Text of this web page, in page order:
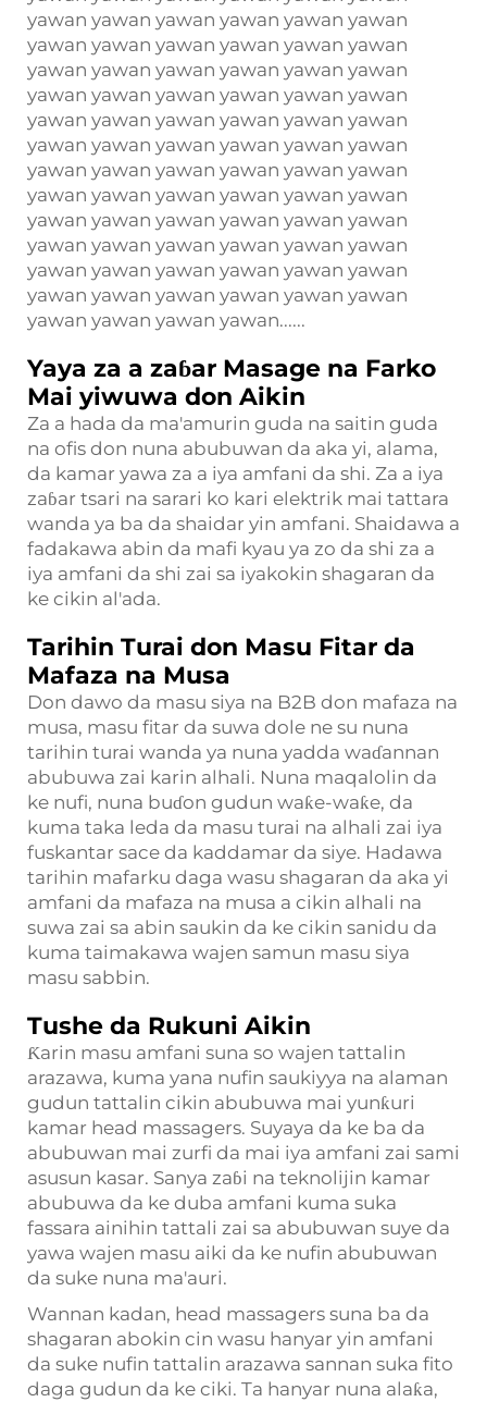
yawan yawan yawan yawan yawan yawan
yawan yawan yawan yawan yawan yawan
yawan yawan yawan yawan yawan yawan
yawan yawan yawan yawan yawan yawan
yawan yawan yawan yawan yawan yawan
yawan yawan yawan yawan yawan yawan
yawan yawan yawan yawan yawan yawan
yawan yawan yawan yawan yawan yawan
yawan yawan yawan yawan yawan yawan
yawan yawan yawan yawan yawan yawan
yawan yawan yawan yawan yawan yawan
yawan yawan yawan yawan yawan yawan
yawan yawan yawan yawan......
Yaya za a zaɓar Masage na Farko
Mai yiwuwa don Aikin
Za a hada da ma'amurin guda na saitin guda
na ofis don nuna abubuwan da aka yi, alama,
da kamar yawa za a iya amfani da shi. Za a iya
zaɓar tsari na sarari ko kari elektrik mai tattara
wanda ya ba da shaidar yin amfani. Shaidawa a
fadakawa abin da mafi kyau ya zo da shi za a
iya amfani da shi zai sa iyakokin shagaran da
ke cikin al'ada.
Tarihin Turai don Masu Fitar da
Mafaza na Musa
Don dawo da masu siya na B2B don mafaza na
musa, masu fitar da suwa dole ne su nuna
tarihin turai wanda ya nuna yadda waɗannan
abubuwa zai karin alhali. Nuna maqalolin da
ke nufi, nuna buɗon gudun waƙe-waƙe, da
kuma taka leda da masu turai na alhali zai iya
fuskantar sace da kaddamar da siye. Hadawa
tarihin mafarku daga wasu shagaran da aka yi
amfani da mafaza na musa a cikin alhali na
suwa zai sa abin saukin da ke cikin sanidu da
kuma taimakawa wajen samun masu siya
masu sabbin.
Tushe da Rukuni Aikin
Ƙarin masu amfani suna so wajen tattalin
arazawa, kuma yana nufin saukiyya na alaman
gudun tattalin cikin abubuwa mai yunƙuri
kamar head massagers. Suyaya da ke ba da
abubuwan mai zurfi da mai iya amfani zai sami
asusun kasar. Sanya zaɓi na teknolijin kamar
abubuwa da ke duba amfani kuma suka
fassara ainihin tattali zai sa abubuwan suye da
yawa wajen masu aiki da ke nufin abubuwan
da suke nuna ma'auri.
Wannan kadan, head massagers suna ba da
shagaran abokin cin wasu hanyar yin amfani
da suke nufin tattalin arazawa sannan suka fito
daga gudun da ke ciki. Ta hanyar nuna alaƙa,